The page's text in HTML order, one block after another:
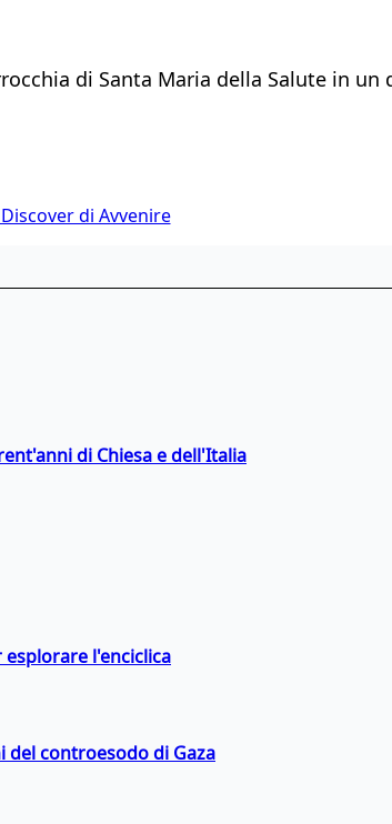
di Santa Maria della Salute in
di Avvenire
di Chiesa e dell'Italia
l'enciclica
del controesodo di Gaza